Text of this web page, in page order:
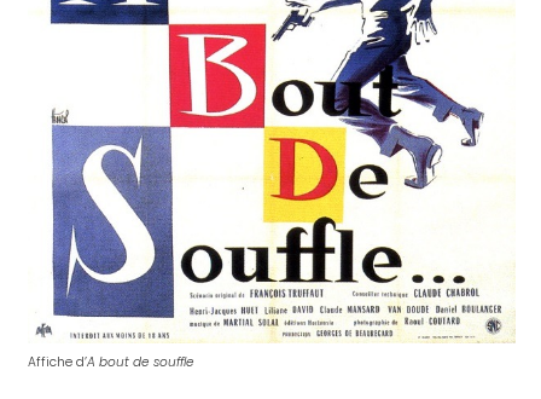
Affiche d’A bout de souffle